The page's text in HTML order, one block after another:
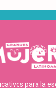
para la